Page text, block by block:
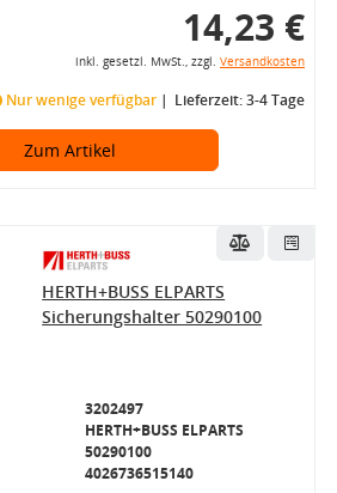
14,23 €
inkl. gesetzl. MwSt., zzgl. Versandkosten
Nur wenige verfügbar Lieferzeit: 3-4 Tage
Zum Artikel
HERTH+BUSS ELPARTS
Sicherungshalter 50290100
3202497
HERTH+BUSS ELPARTS
50290100
4026736515140